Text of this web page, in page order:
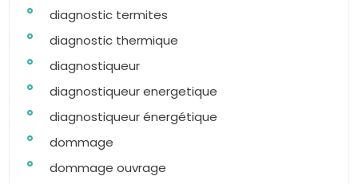
diagnostic termites
diagnostic thermique
diagnostiqueur
diagnostiqueur energetique
diagnostiqueur énergétique
dommage
dommage ouvrage